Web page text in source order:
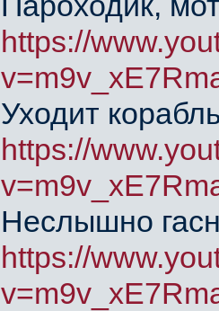
https://
Уходит
https://
Неслышно
https://